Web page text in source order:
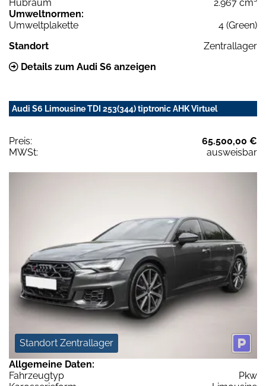
Hubraum
2.967 cm³
Umweltnormen:
Umweltplakette
4 (Green)
Standort
Zentrallager
Details zum Audi S6 anzeigen
Audi S6 Limousine TDI 253(344) tiptronic AHK Virtuel
Preis:
65.500,00 €
MWSt:
ausweisbar
Standort Zentrallager
Allgemeine Daten:
Fahrzeugtyp
Pkw